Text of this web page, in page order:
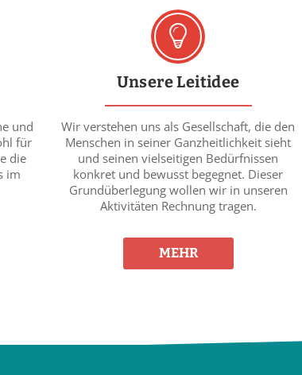
und
für
die
im
Unsere Leitidee
Wir verstehen uns als Gesellschaft, die den
Menschen in seiner Ganzheitlichkeit sieht
und seinen vielseitigen Bedürfnissen
konkret und bewusst begegnet. Dieser
Grundüberlegung wollen wir in unseren
Aktivitäten Rechnung tragen.
MEHR